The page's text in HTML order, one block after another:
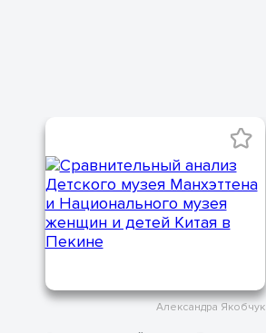
Александра Якобчук